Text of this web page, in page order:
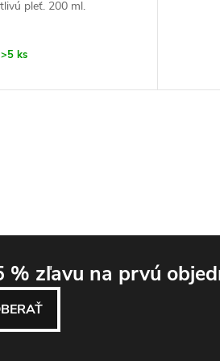
>5 ks
pleť. 200 ml.
% zľavu na prvú